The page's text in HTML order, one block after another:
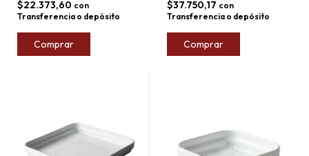
$22.373,60 con
Transferencia o depósito
Comprar
$37.750,17 con
Transferencia o depósito
Comprar